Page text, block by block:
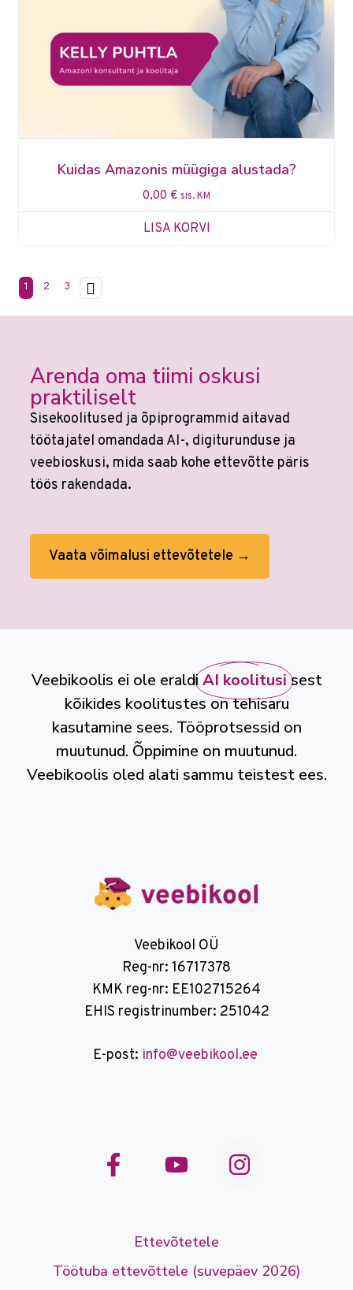
Kuidas Amazonis müügiga alustada?
0,00 € sis. KM
LISA KORVI
1 2 3
Arenda oma tiimi oskusi
praktiliselt
Sisekoolitused ja õpiprogrammid aitavad
töötajatel omandada AI-, digiturunduse ja
veebioskusi, mida saab kohe ettevõtte päris
töös rakendada.
Vaata võimalusi ettevõtetele →
Veebikoolis ei ole eraldiAI koolitusi sest
kõikides koolitustes on tehisaru
kasutamine sees. Tööprotsessid on
muutunud. Õppimine on muutunud.
Veebikoolis oled alati sammu teistest ees.
Veebikool OÜ
Reg-nr: 16717378
KMK reg-nr: EE102715264
EHIS registrinumber: 251042
E-post: info@veebikool.ee
Ettevõtetele
Töötuba ettevõttele (suvepäev 2026)